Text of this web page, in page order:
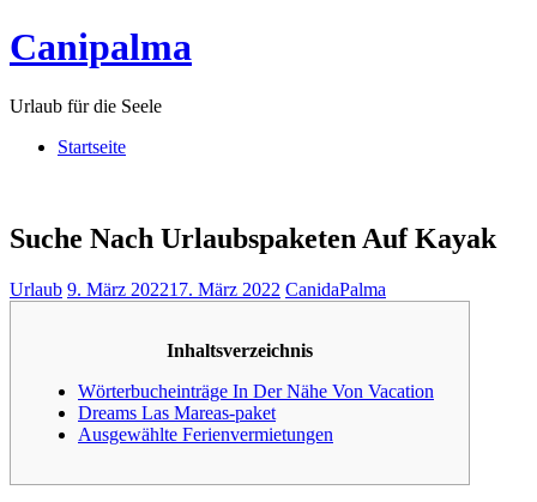
Skip
to
Canipalma
Urlaub für die Seele
Startseite
Suche Nach Urlaubspaketen Auf Kayak
Urlaub 9. März 202217. März 2022 CanidaPalma
Inhaltsverzeichnis
Wörterbucheinträge In Der Nähe Von Vacation
Dreams Las Mareas-paket
Ausgewählte Ferienvermietungen